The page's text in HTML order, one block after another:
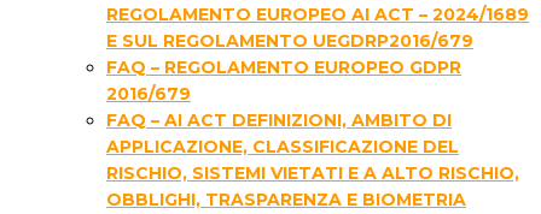
REGOLAMENTO EUROPEO AI ACT – 2024/1689
E SUL REGOLAMENTO UEGDRP2016/679
FAQ – REGOLAMENTO EUROPEO GDPR
2016/679
FAQ – AI ACT DEFINIZIONI, AMBITO DI
APPLICAZIONE, CLASSIFICAZIONE DEL
RISCHIO, SISTEMI VIETATI E A ALTO RISCHIO,
OBBLIGHI, TRASPARENZA E BIOMETRIA